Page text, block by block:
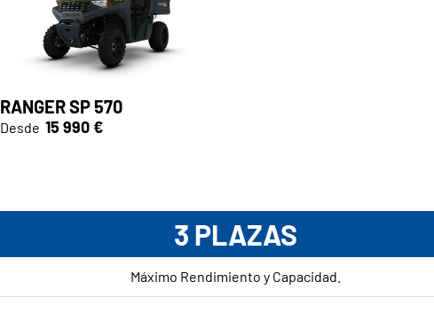
RANGER SP 570
Desde 15 990 €
3 PLAZAS
Máximo Rendimiento y Capacidad.